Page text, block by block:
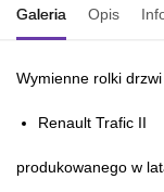
Galeria Opis
Wymienne rolki
Renault Trafic II
produkowanego w